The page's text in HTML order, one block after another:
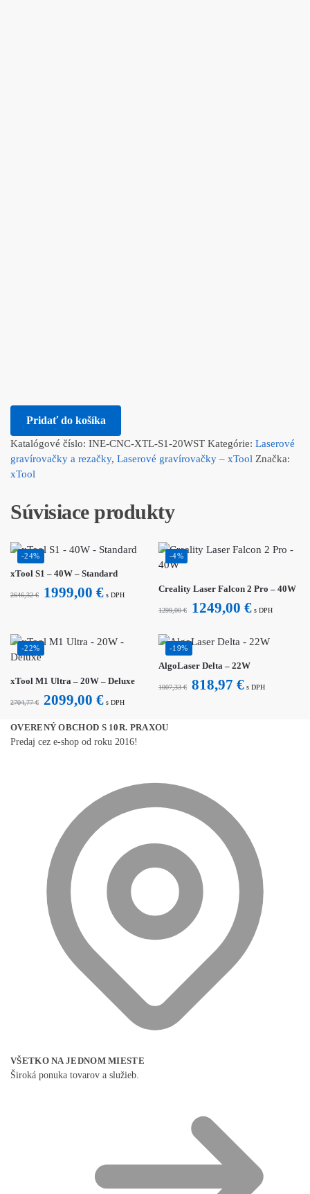
Pridať do košíka
Katalógové číslo: INE-CNC-XTL-S1-20WST Kategórie: Laserové
gravírovačky a rezačky, Laserové gravírovačky – xTool Značka:
xTool
Súvisiace produkty
-24%
xTool S1 – 40W – Standard
2646,32€ 1999,00 € s DPH
-4%
Creality Laser Falcon 2 Pro – 40W
1299,00€ 1249,00 € s DPH
-22%
xTool M1 Ultra – 20W – Deluxe
2704,77€ 2099,00 € s DPH
-19%
AlgoLaser Delta – 22W
1007,33€ 818,97 € s DPH
OVERENÝ OBCHOD S 10R. PRAXOU
Predaj cez e-shop od roku 2016!
VŠETKO NA JEDNOM MIESTE
Široká ponuka tovarov a služieb.